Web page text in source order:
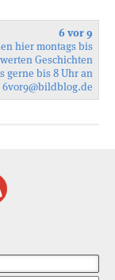
6 vor 9
hier montags bis
Geschichten
gerne bis 8 Uhr an
6vor9@bildblog.de